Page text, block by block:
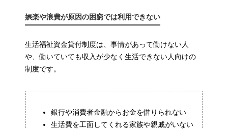
娯楽や浪費が原因の困窮では利用できない
生活福祉資金貸付制度は、事情があって働けない人
や、働いていても収入が少なく生活できない人向けの
制度です。
銀行や消費者金融からお金を借りられない
生活費を工面してくれる家族や親戚がいない